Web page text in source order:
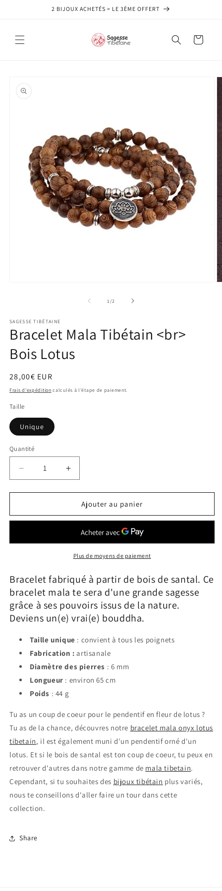
2 BIJOUX ACHETÉS = LE 3ÈME OFFERT
Panier
informations
produits
une
fenêtre
modale
1 /de2
SAGESSE TIBÉTAINE
Bracelet Mala Tibétain <br>
Bois Lotus
Prix
habituel
28,00€ EUR
Frais d'expédition calculés à l'étape de paiement.
Taille
Unique
Quantité
Réduire
la
quantité
Bracelet
&lt;br&gt;
Augmenter
la
quantité
Bracelet
Tibétain
&lt;br&gt;
Bois
Ajouter au panier
Plus de moyens de paiement
Bracelet fabriqué à partir de bois de santal. Ce
bracelet mala te sera d'une grande sagesse
grâce à ses pouvoirs issus de la nature.
Deviens un(e) vrai(e) bouddha.
Taille unique : convient à tous les poignets
Fabrication :artisanale
Diamètre des pierres : 6 mm
Longueur : environ 65 cm
Poids : 44 g
Tu as un coup de coeur pour le pendentif en fleur de lotus ?
Tu as de la chance, découvres notre bracelet mala onyx lotus
tibetain, il est également muni d'un pendentif orné d'un
lotus. Et si le bois de santal est ton coup de coeur, tu peux en
retrouver d'autres dans notre gamme de mala tibetain.
Cependant, si tu souhaites des bijoux tibétain plus variés,
nous te conseillons d'aller faire un tour dans cette
collection.
Share